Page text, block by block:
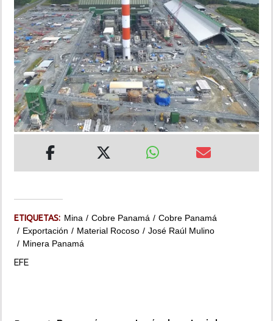
MUNDO
INSÓLITAS
MULTIMEDIA
ETIQUETAS: Mina Cobre Panamá
Cobre Panamá
Exportación
Material Rocoso
José Raúl Mulino
Minera Panamá
EFE